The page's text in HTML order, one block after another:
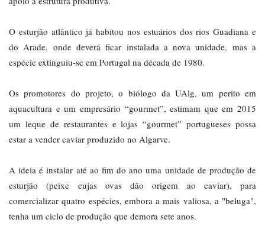
O esturjão atlântico já habitou nos estuários dos rios Guadiana e
do Arade, onde deverá ficar instalada a nova unidade, mas a
espécie extinguiu-se em Portugal na década de 1980.
Os promotores do projeto, o biólogo da UAlg, um perito em
aquacultura e um empresário “gourmet”, estimam que em 2015
um leque de restaurantes e lojas “gourmet” portugueses possa
estar a vender caviar produzido no Algarve.
A ideia é instalar até ao fim do ano uma unidade de produção de
esturjão (peixe cujas ovas dão origem ao caviar), para
comercializar quatro espécies, embora a mais valiosa, a "beluga",
tenha um ciclo de produção que demora sete anos.